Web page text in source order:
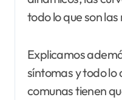
todo lo que son
Explicamos
síntomas y todo lo
comunas tienen